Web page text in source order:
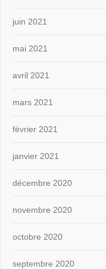
juin 2021
mai 2021
avril 2021
mars 2021
février 2021
janvier 2021
décembre 2020
novembre 2020
octobre 2020
septembre 2020